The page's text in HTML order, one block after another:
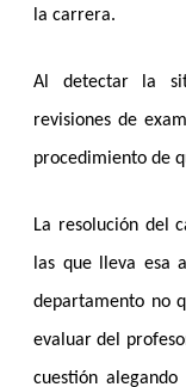
la carrera.
Al detectar la
revisiones de
procedimiento de
La resolución del
las que lleva esa
departamento no
evaluar del
cuestión